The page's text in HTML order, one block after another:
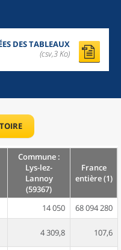
DES TABLEAUX
(csv,3 Ko)
Commune :
Lys-lez-
Lannoy
(59367)
France
entière (1)
14 050
68 094 280
4 309,8 107,6